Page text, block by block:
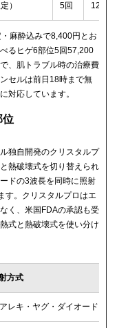
） 5回
麻酔込みで8,400円とお
るヒゲ6部位5回57,200
、肌トラブル時の治療費
セルは前日18時まで無
対応しています。
位
独自開発のクリスタルプ
熱破壊式を切り替えられ
ドの3波長を同時に照射
す。クリスタルプロはエ
く、米国FDAの承認も受
式と熱破壊式を使い分け
方式
レキ・ヤグ・ダイオード）